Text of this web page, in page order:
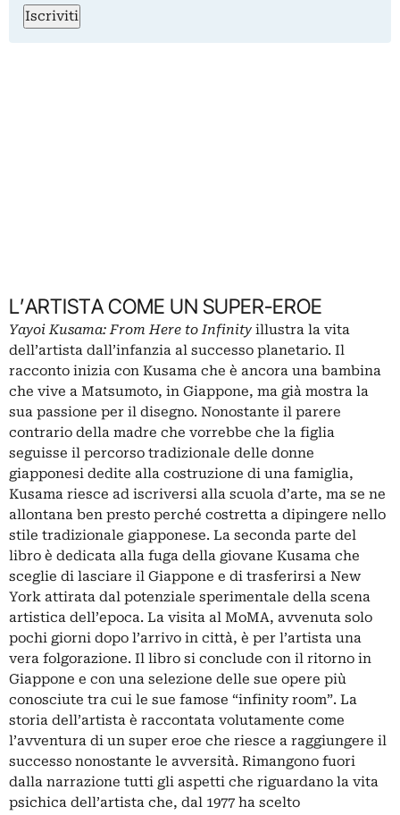
Iscriviti
L’ARTISTA COME UN SUPER-EROE
Yayoi Kusama: From Here to Infinity illustra la vita
dell’artista dall’infanzia al successo planetario. Il
racconto inizia con Kusama che è ancora una bambina
che vive a Matsumoto, in Giappone, ma già mostra la
sua passione per il disegno. Nonostante il parere
contrario della madre che vorrebbe che la figlia
seguisse il percorso tradizionale delle donne
giapponesi dedite alla costruzione di una famiglia,
Kusama riesce ad iscriversi alla scuola d’arte, ma se ne
allontana ben presto perché costretta a dipingere nello
stile tradizionale giapponese. La seconda parte del
libro è dedicata alla fuga della giovane Kusama che
sceglie di lasciare il Giappone e di trasferirsi a New
York attirata dal potenziale sperimentale della scena
artistica dell’epoca. La visita al MoMA, avvenuta solo
pochi giorni dopo l’arrivo in città, è per l’artista una
vera folgorazione. Il libro si conclude con il ritorno in
Giappone e con una selezione delle sue opere più
conosciute tra cui le sue famose “infinity room”. La
storia dell’artista è raccontata volutamente come
l’avventura di un super eroe che riesce a raggiungere il
successo nonostante le avversità. Rimangono fuori
dalla narrazione tutti gli aspetti che riguardano la vita
psichica dell’artista che, dal 1977 ha scelto